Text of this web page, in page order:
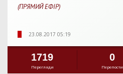
(ПРЯМИЙ ЕФІР)
23.08.2017 05:19
1719
Перегляди
0
Перепости